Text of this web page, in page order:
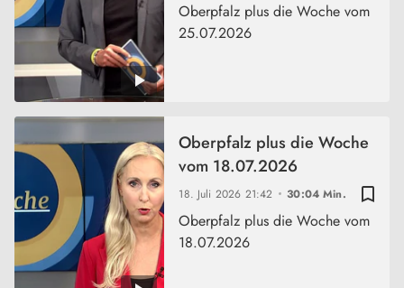
Oberpfalz plus die Woche vom
25.07.2026
bookmark_border
18. Juli 2026 21:42 30:04 Min.
Oberpfalz plus die Woche
vom 18.07.2026
Oberpfalz plus die Woche vom
18.07.2026